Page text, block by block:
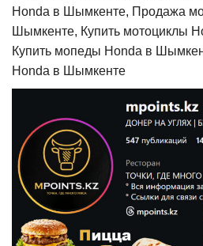
Honda в Шымкенте, Продажа
Шымкенте, Купить мотоциклы
Купить мопеды Honda в
Honda в Шымкенте